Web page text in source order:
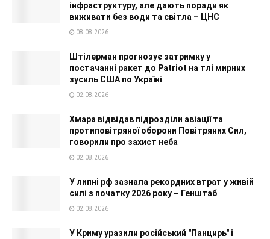
інфраструктуру, але дають поради як
виживати без води та світла – ЦНС
08.08.2026
Штілерман прогнозує затримку у
постачанні ракет до Patriot на тлі мирних
зусиль США по Україні
02.08.2026
Хмара відвідав підрозділи авіації та
протиповітряної оборони Повітряних Сил,
говорили про захист неба
02.08.2026
У липні рф зазнала рекордних втрат у живій
силі з початку 2026 року – Генштаб
02.08.2026
У Криму уразили російський "Панцирь" і